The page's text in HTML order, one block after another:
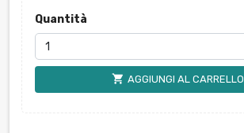
Quantità
shopping_cart AGGIUNGI AL CARRELLO